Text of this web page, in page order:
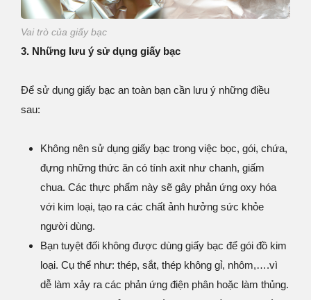
Vai trò của giấy bạc
3. Những lưu ý sử dụng giấy bạc
Để sử dụng giấy bạc an toàn bạn cần lưu ý những điều
sau:
Không nên sử dụng giấy bạc trong việc bọc, gói, chứa,
đựng những thức ăn có tính axit như chanh, giấm
chua. Các thực phẩm này sẽ gây phản ứng oxy hóa
với kim loại, tạo ra các chất ảnh hưởng sức khỏe
người dùng.
Bạn tuyệt đối không được dùng giấy bạc để gói đồ kim
loại. Cụ thể như: thép, sắt, thép không gỉ, nhôm,….vì
dễ làm xảy ra các phản ứng điện phân hoặc làm thủng.